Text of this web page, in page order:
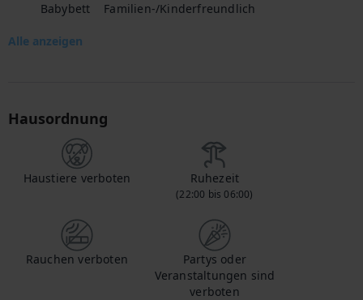
Babybett Familien-/Kinderfreundlich
Alle anzeigen
Hausordnung
Haustiere verboten Ruhezeit
(22:00 bis 06:00)
Rauchen verboten
Partys oder
Veranstaltungen sind
verboten